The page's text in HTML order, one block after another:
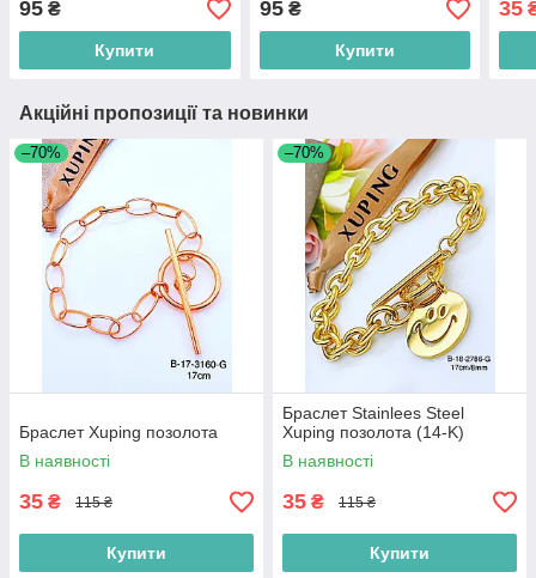
95 ₴
Купити
95₴
Купити
35
Акційні пропозиції та новинки
–70%
Браслет Xuping позолота
В наявності
35 ₴ 115 ₴
Купити
–70%
Браслет Stainlees Steel
Xuping позолота (14-K)
В наявності
35 ₴ 115 ₴
Купити